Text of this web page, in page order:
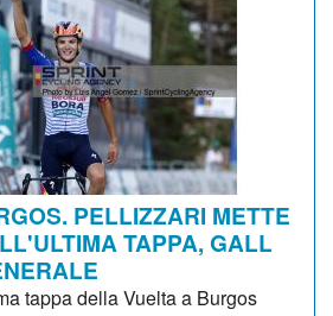
PELLIZZARI METTE
TAPPA, GALL
tappa della Vuelta a Burgos